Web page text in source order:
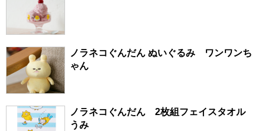
ノラネコぐんだん ぬいぐるみ ワンワンち
ゃん
ノラネコぐんだん 2枚組フェイスタオル
うみ